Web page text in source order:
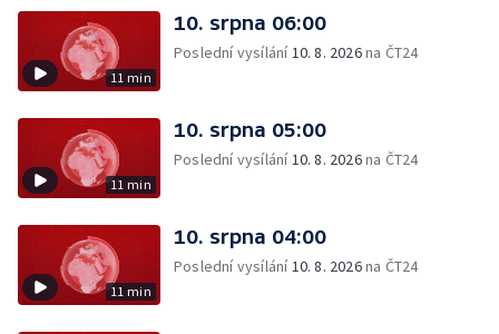
11 min
10. srpna 06:00
Poslední vysílání10. 8. 2026na ČT24
11 min
10. srpna 05:00
Poslední vysílání10. 8. 2026na ČT24
11 min
10. srpna 04:00
Poslední vysílání10. 8. 2026na ČT24